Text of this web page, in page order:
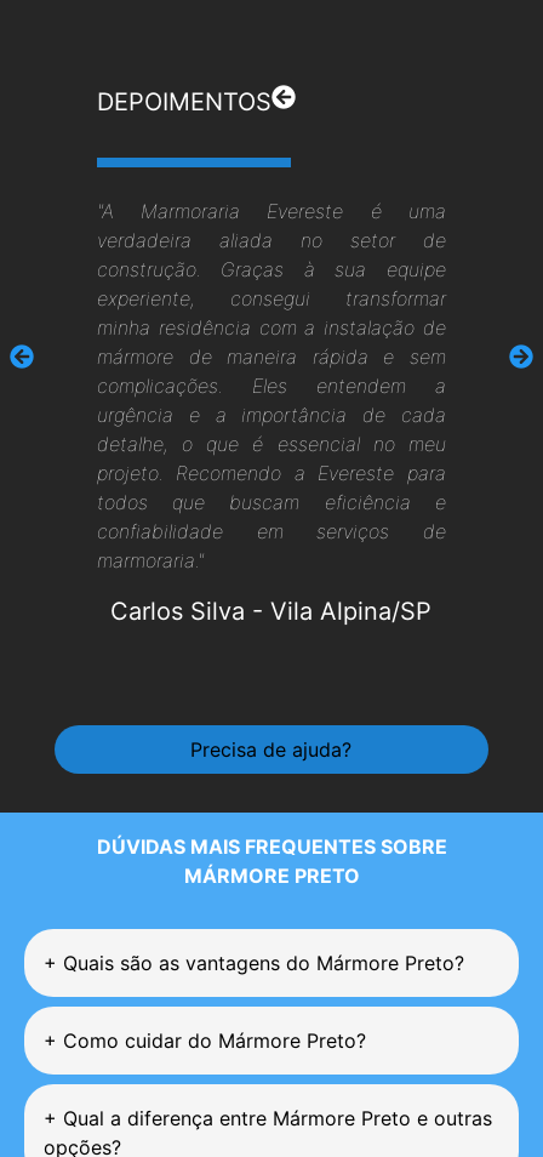
DEPOIMENTOS
"A Marmoraria Evereste é uma
verdadeira aliada no setor de
construção. Graças à sua equipe
experiente, consegui transformar
minha residência com a instalação de
mármore de maneira rápida e sem
complicações. Eles entendem a
urgência e a importância de cada
detalhe, o que é essencial no meu
projeto. Recomendo a Evereste para
todos que buscam eficiência e
confiabilidade em serviços de
marmoraria."
Carlos Silva -Vila Alpina/SP
Precisa de ajuda?
DÚVIDAS MAIS FREQUENTES SOBRE
MÁRMORE PRETO
+ Quais são as vantagens do Mármore Preto?
+ Como cuidar do Mármore Preto?
+ Qual a diferença entre Mármore Preto e outras
opções?